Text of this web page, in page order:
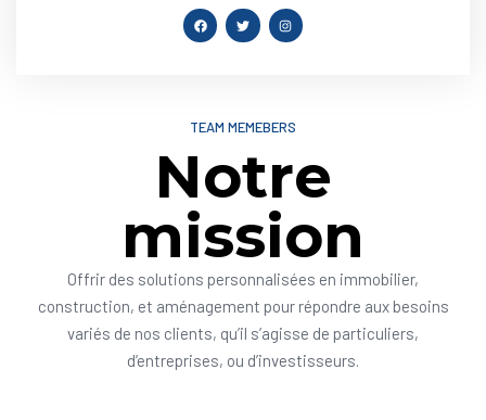
TEAM MEMEBERS
Notre
mission
Offrir des solutions personnalisées en immobilier,
construction, et aménagement pour répondre aux besoins
variés de nos clients, qu’il s’agisse de particuliers,
d’entreprises, ou d’investisseurs.